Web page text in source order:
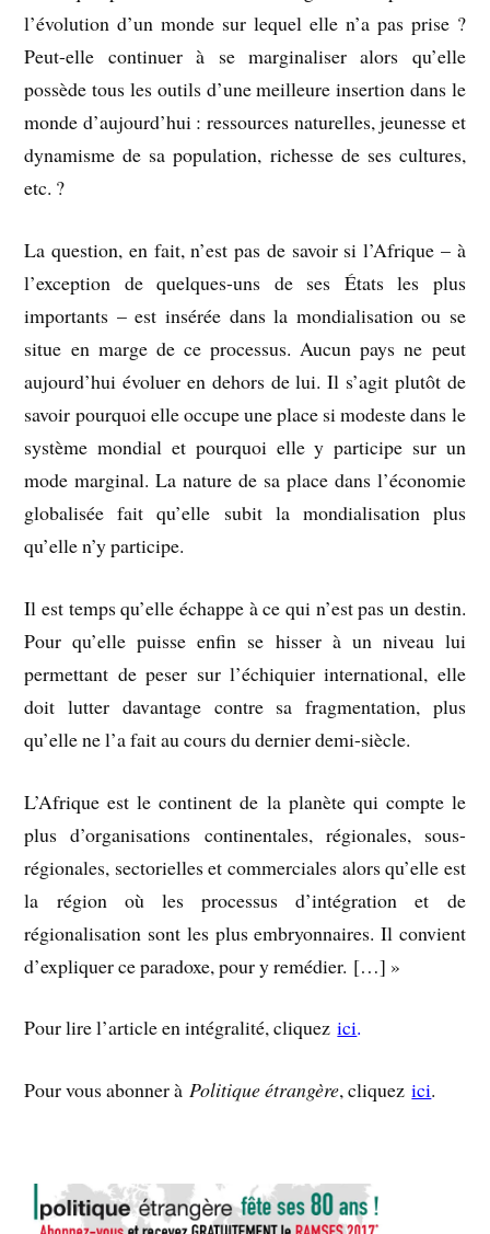
l’évolution d’un monde sur lequel elle n’a pas prise ?
Peut-elle continuer à se marginaliser alors qu’elle
possède tous les outils d’une meilleure insertion dans le
monde d’aujourd’hui : ressources naturelles, jeunesse et
dynamisme de sa population, richesse de ses cultures,
etc. ?
La question, en fait, n’est pas de savoir si l’Afrique – à
l’exception de quelques-uns de ses États les plus
importants – est insérée dans la mondialisation ou se
situe en marge de ce processus. Aucun pays ne peut
aujourd’hui évoluer en dehors de lui. Il s’agit plutôt de
savoir pourquoi elle occupe une place si modeste dans le
système mondial et pourquoi elle y participe sur un
mode marginal. La nature de sa place dans l’économie
globalisée fait qu’elle subit la mondialisation plus
qu’elle n’y participe.
Il est temps qu’elle échappe à ce qui n’est pas un destin.
Pour qu’elle puisse enfin se hisser à un niveau lui
permettant de peser sur l’échiquier international, elle
doit lutter davantage contre sa fragmentation, plus
qu’elle ne l’a fait au cours du dernier demi-siècle.
L’Afrique est le continent de la planète qui compte le
plus d’organisations continentales, régionales, sous-
régionales, sectorielles et commerciales alors qu’elle est
la région où les processus d’intégration et de
régionalisation sont les plus embryonnaires. Il convient
d’expliquer ce paradoxe, pour y remédier. […] »
Pour lire l’article en intégralité, cliquezici.
Pour vous abonner àPolitique étrangère, cliquezici.